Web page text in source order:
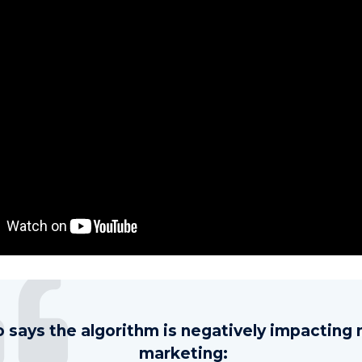
says the algorithm is negatively impacting
marketing: